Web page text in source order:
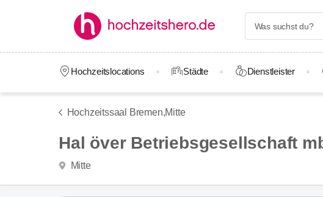
Hochzeitslocations Städte Dienstleister
Hochzeitssaal Bremen,Mitte
Hal över Betriebsgesellschaft
Mitte